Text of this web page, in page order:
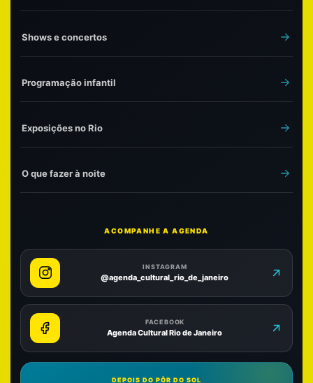
Shows e concertos
Programação infantil
Exposições no Rio
O que fazer à noite
ACOMPANHE A AGENDA
INSTAGRAM
@agenda_cultural_rio_de_janeiro
FACEBOOK
Agenda Cultural Rio de Janeiro
DEPOIS DO PÔR DO SOL